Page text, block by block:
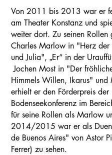
Von 2011 bis 2013 war er
am Theater Konstanz und
weiter dort. Zu seinen
Charles Marlow in "Herz der
und Julia", „Er“ in der
Jochen Most in "Der
Himmels Willen, Ikarus"
erhielt er den Förderpreis
Bodenseekonferenz im
für seine Rollen als Marlow
2014/2015 war er als
de Buenos Aires" von Astor
Ferrer) zu sehen.